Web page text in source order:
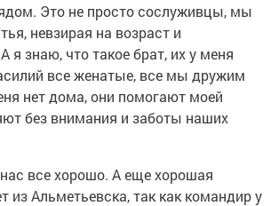
Это не просто сослуживцы, мы
невзирая на возраст и
я знаю, что такое брат, их у меня
все женатые, все мы дружим
нет дома, они помогают моей
без внимания и заботы наших
все хорошо. А еще хорошая
из Альметьевска, так как командир у